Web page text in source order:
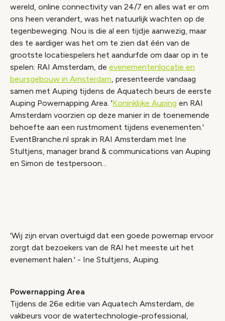
wereld, online connectivity van 24/7 en alles wat er om
ons heen verandert, was het natuurlijk wachten op de
tegenbeweging. Nou is die al een tijdje aanwezig, maar
des te aardiger was het om te zien dat één van de
grootste locatiespelers het aandurfde om daar op in te
spelen: RAI Amsterdam, de evenementenlocatie en
beursgebouw in Amsterdam, presenteerde vandaag
samen met Auping tijdens de Aquatech beurs de eerste
Auping Powernapping Area. 'Koninklijke Auping en RAI
Amsterdam voorzien op deze manier in de toenemende
behoefte aan een rustmoment tijdens evenementen.'
EventBranche.nl sprak in RAI Amsterdam met Ine
Stultjens, manager brand & communications van Auping
en Simon de testpersoon...
Wijzig cookie instellingen
'Wij zijn ervan overtuigd dat een goede powernap ervoor
zorgt dat bezoekers van de RAI het meeste uit het
evenement halen.' - Ine Stultjens, Auping.
Powernapping Area
Tijdens de 26e editie van Aquatech Amsterdam, de
vakbeurs voor de watertechnologie-professional,